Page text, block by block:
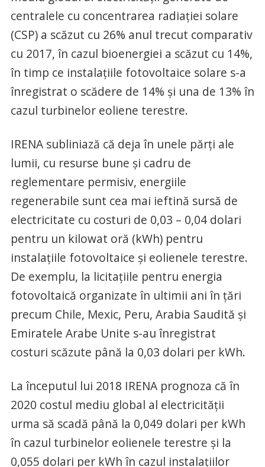
centralele cu concentrarea radiaţiei solare
(CSP) a scăzut cu 26% anul trecut comparativ
cu 2017, în cazul bioenergiei a scăzut cu 14%,
în timp ce instalaţiile fotovoltaice solare s-a
înregistrat o scădere de 14% şi una de 13% în
cazul turbinelor eoliene terestre.
IRENA subliniază că deja în unele părţi ale
lumii, cu resurse bune şi cadru de
reglementare permisiv, energiile
regenerabile sunt cea mai ieftină sursă de
electricitate cu costuri de 0,03 – 0,04 dolari
pentru un kilowat oră (kWh) pentru
instalaţiile fotovoltaice şi eolienele terestre.
De exemplu, la licitaţiile pentru energia
fotovoltaică organizate în ultimii ani în ţări
precum Chile, Mexic, Peru, Arabia Saudită şi
Emiratele Arabe Unite s-au înregistrat
costuri scăzute până la 0,03 dolari per kWh.
La începutul lui 2018 IRENA prognoza că în
2020 costul mediu global al electricităţii
urma să scadă până la 0,049 dolari per kWh
în cazul turbinelor eolienele terestre şi la
0,055 dolari per kWh în cazul instalaţiilor